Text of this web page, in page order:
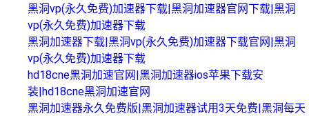
黑洞vp(永久免费)加速器下载|黑洞加速器官网下载|黑洞
vp(永久免费)加速器下载
黑洞加速器下载|黑洞vp(永久免费)加速器下载官网|黑洞
vp(永久免费)加速器下载
hd18cne黑洞加速官网|黑洞加速器ios苹果下载安
装|hd18cne黑洞加速官网
黑洞加速器永久免费版|黑洞加速器试用3天免费|黑洞每天